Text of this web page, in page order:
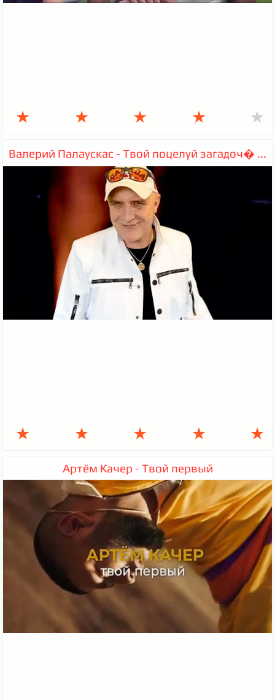
★ ★ ★ ★ ★
Валерий Палаускас - Твой поцелуй загадоч� ...
★ ★ ★ ★ ★
Артём Качер - Твой первый